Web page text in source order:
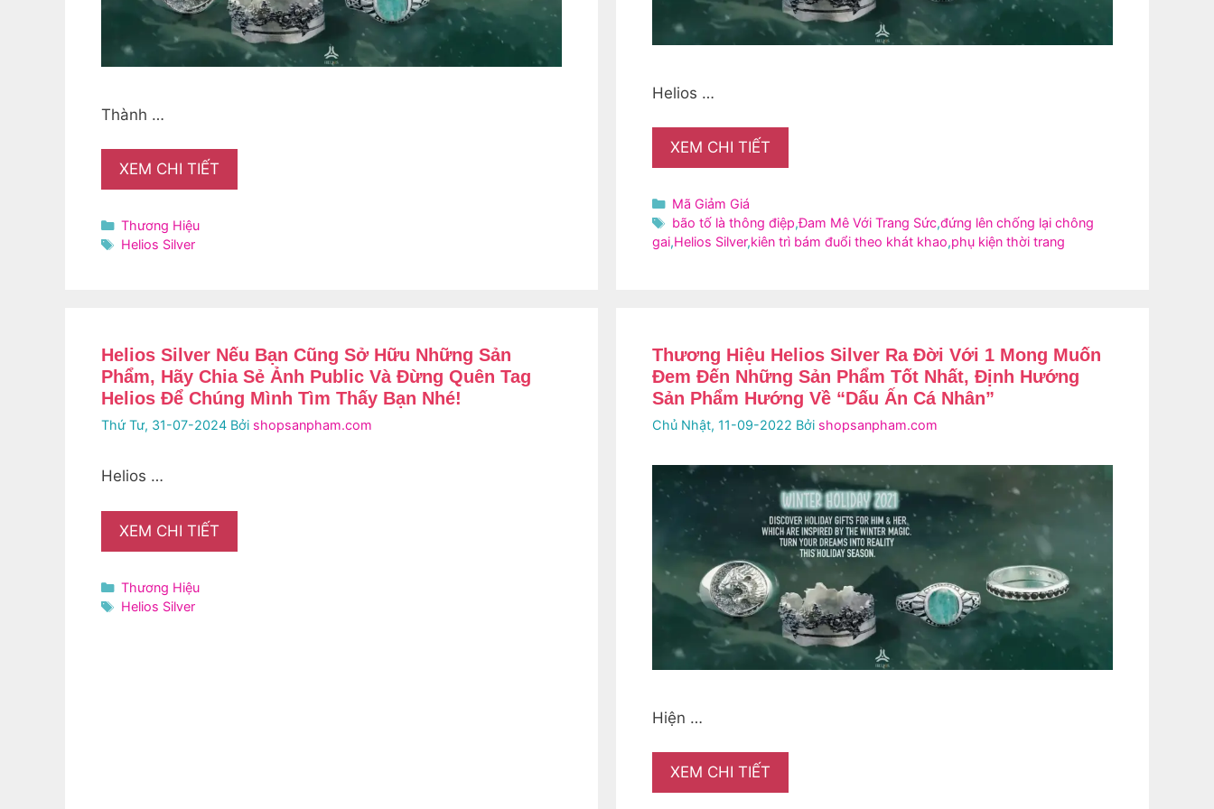
Thành …
XEM CHI TIẾT
Danh
mục
Thương Hiệu
Thẻ
Helios Silver
Helios …
XEM CHI TIẾT
Danh
mục
Mã Giảm Giá
Thẻ
bão tố là thông điệp,Đam Mê Với Trang Sức,đứng lên chống lại chông
gai,Helios Silver,kiên trì bám đuổi theo khát khao,phụ kiện thời trang
Helios Silver Nếu Bạn Cũng Sở Hữu Những Sản
Phẩm, Hãy Chia Sẻ Ảnh Public Và Đừng Quên Tag
Helios Để Chúng Mình Tìm Thấy Bạn Nhé!
Thứ Tư, 31-07-2024 Bởi shopsanpham.com
Helios …
XEM CHI TIẾT
Danh
mục
Thương Hiệu
Thẻ
Helios Silver
Thương Hiệu Helios Silver Ra Đời Với 1 Mong Muốn
Đem Đến Những Sản Phẩm Tốt Nhất, Định Hướng
Sản Phẩm Hướng Về “Dấu Ấn Cá Nhân”
Chủ Nhật, 11-09-2022 Bởi shopsanpham.com
Hiện …
XEM CHI TIẾT